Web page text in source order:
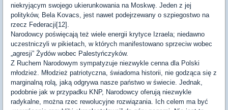
niekryjącym swojego ukierunkowania na Moskwę. Jeden z jej
polityków, Bela Kovacs, jest nawet podejrzewany o szpiegostwo na
rzecz Federacji[12].
Narodowcy poświęcają też wiele energii krytyce Izraela; niedawno
uczestniczyli w pikietach, w których manifestowano sprzeciw wobec
„agresji” Żydów wobec Palestyńczyków.
Z Ruchem Narodowym sympatyzuje niezwykle cenna dla Polski
młodzież. Młodzież patriotyczna, świadoma historii, nie godząca się z
marginalną rolą, jaką odgrywa nasze państwo w świecie. Jednak,
podobnie jak w przypadku KNP, Narodowcy oferują niezwykle
radykalne, można rzec rewolucyjne rozwiązania. Ich celem ma być